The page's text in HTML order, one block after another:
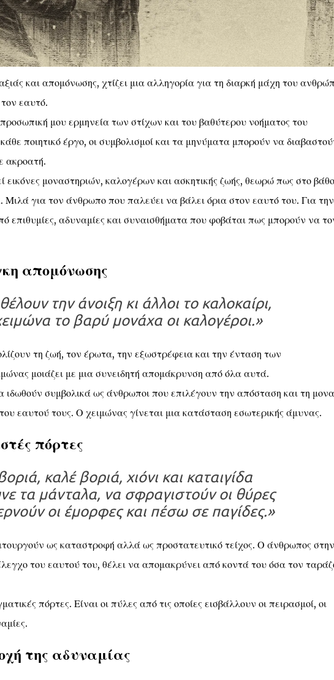
και απομόνωσης, χτίζει μια αλληγορία για τη διαρκή μάχη του
τον εαυτό.
μου ερμηνεία των στίχων και του βαθύτερου νοήματος του
ποιητικό έργο, οι συμβολισμοί και τα μηνύματα μπορούν να
ακροατή.
εικόνες μοναστηριών, καλογέρων και ασκητικής ζωής, θεωρώ πως στο
Μιλά για τον άνθρωπο που παλεύει να βάλει όρια στον εαυτό του. Για την
επιθυμίες, αδυναμίες και συναισθήματα που φοβάται πως μπορούν να
απομόνωσης
την άνοιξη κι άλλοι το καλοκαίρι,
το βαρύ μονάχα οι καλογέροι.»
τη ζωή, τον έρωτα, την εξωστρέφεια και την ένταση των
μοιάζει με μια συνειδητή απομάκρυνση από όλα αυτά.
συμβολικά ως άνθρωποι που επιλέγουν την απόσταση και τη
εαυτού τους. Ο χειμώνας γίνεται μια κατάσταση εσωτερικής άμυνας.
πόρτες
καλέ βοριά, χιόνι και καταιγίδα
τα μάνταλα, να σφραγιστούν οι θύρες
οι έμορφες και πέσω σε παγίδες.»
ως καταστροφή αλλά ως προστατευτικό τείχος. Ο άνθρωπος στην
του εαυτού του, θέλει να απομακρύνει από κοντά του όσα τον
πόρτες. Είναι οι πύλες από τις οποίες εισβάλλουν οι πειρασμοί, οι
της αδυναμίας